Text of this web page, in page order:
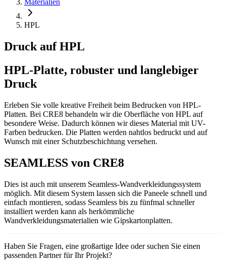
Materialien
HPL
Druck auf HPL
HPL-Platte, robuster und langlebiger
Druck
Erleben Sie volle kreative Freiheit beim Bedrucken von HPL-
Platten. Bei CRE8 behandeln wir die Oberfläche von HPL auf
besondere Weise. Dadurch können wir dieses Material mit UV-
Farben bedrucken. Die Platten werden nahtlos bedruckt und auf
Wunsch mit einer Schutzbeschichtung versehen.
SEAMLESS von CRE8
Dies ist auch mit unserem Seamless-Wandverkleidungssystem
möglich. Mit diesem System lassen sich die Paneele schnell und
einfach montieren, sodass Seamless bis zu fünfmal schneller
installiert werden kann als herkömmliche
Wandverkleidungsmaterialien wie Gipskartonplatten.
Haben Sie Fragen, eine großartige Idee oder suchen Sie einen
passenden Partner für Ihr Projekt?